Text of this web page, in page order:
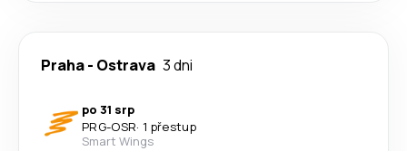
Praha- Ostrava 3 dni
po 31 srp
PRG-OSR· 1 přestup
Smart Wings